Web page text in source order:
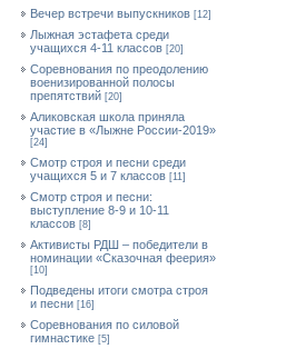
Вечер встречи выпускников [12]
Лыжная эстафета среди
учащихся 4-11 классов [20]
Cоревнования по преодолению
военизированной полосы
препятствий [20]
Аликовская школа приняла
участие в «Лыжне России-2019»
[24]
Смотр строя и песни среди
учащихся 5 и 7 классов [11]
Смотр строя и песни:
выступление 8-9 и 10-11
классов [8]
Активисты РДШ – победители в
номинации «Сказочная феерия»
[10]
Подведены итоги смотра строя
и песни [16]
Соревнования по силовой
гимнастике [5]